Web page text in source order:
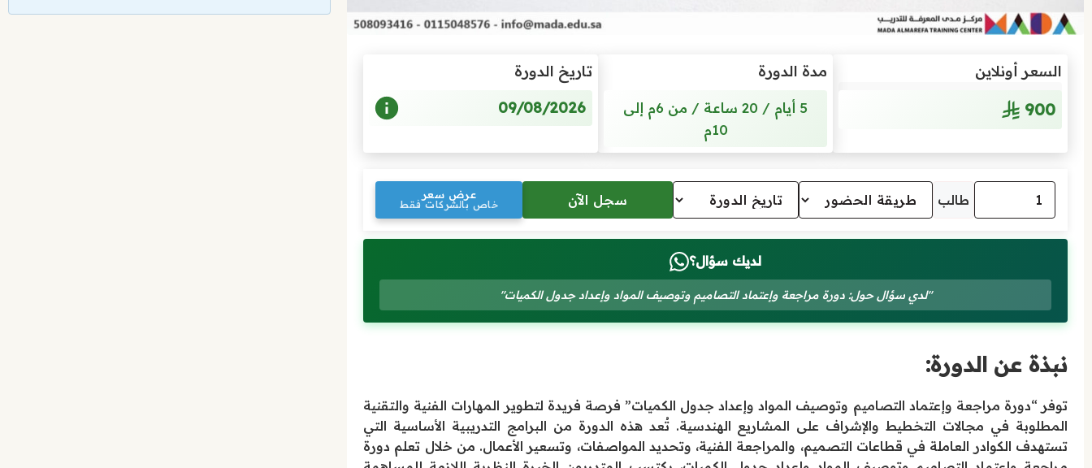
السعر أونلاين
900
مدة الدورة
5 أيام / 20 ساعة / من 6م إلى
10م
تاريخ الدورة
09/08/2026
طالب عرض سعر
خاص بالشركات فقط
لديك سؤال؟
"لدي سؤال حول: دورة مراجعة وإعتماد التصاميم وتوصيف المواد وإعداد جدول الكميات"
نبذة عن الدورة:
توفر “دورة مراجعة وإعتماد التصاميم وتوصيف المواد وإعداد جدول الكميات” فرصة فريدة لتطوير المهارات الفنية والتقنية
المطلوبة في مجالات التخطيط والإشراف على المشاريع الهندسية. تُعد هذه الدورة من البرامج التدريبية الأساسية التي
تستهدف الكوادر العاملة في قطاعات التصميم، والمراجعة الفنية، وتحديد المواصفات، وتسعير الأعمال. من خلال تعلم دورة